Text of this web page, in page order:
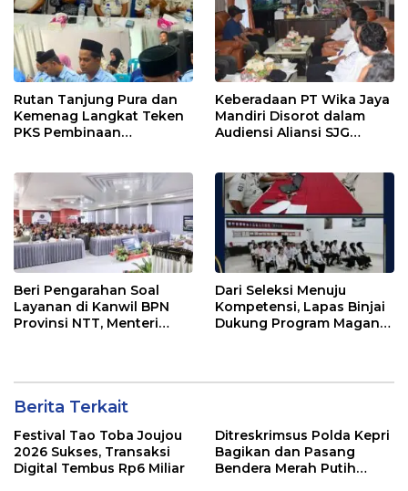
PENIPU PENJUALAN EMAS
Rutan Tanjung Pura dan
Kemenag Langkat Teken
PKS Pembinaan
Keberadaan PT Wika Jaya
Mandiri Disorot dalam
Audiensi Aliansi SJG
Beri Pengarahan Soal
Layanan di Kanwil BPN
Provinsi NTT, Menteri
Dari Seleksi Menuju
Kompetensi, Lapas Binjai
Dukung Program Magang
Berita Terkait
Festival Tao Toba Joujou
2026 Sukses, Transaksi
Digital Tembus Rp6 Miliar
Ditreskrimsus Polda Kepri
Bagikan dan Pasang
Bendera Merah Putih